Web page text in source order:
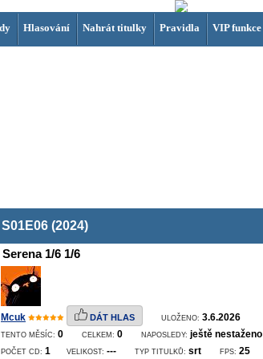
Hlasování Nahrát titulky Pravidla VIP funkce
(2024)
Serena 1/6 1/6
Mcuk DÁT HLAS ULOŽENO: 3.6.2026
TENTO MĚSÍC: 0 CELKEM: 0 NAPOSLEDY: ještě nestaženo
POČET CD: 1 VELIKOST: --- TYP TITULKŮ: srt FPS: 25